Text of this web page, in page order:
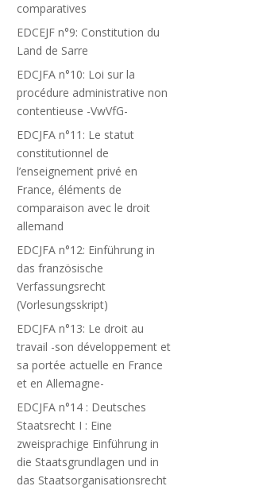
comparatives
EDCEJF n°9: Constitution du
Land de Sarre
EDCJFA n°10: Loi sur la
procédure administrative non
contentieuse -VwVfG-
EDCJFA n°11: Le statut
constitutionnel de
l’enseignement privé en
France, éléments de
comparaison avec le droit
allemand
EDCJFA n°12: Einführung in
das französische
Verfassungsrecht
(Vorlesungsskript)
EDCJFA n°13: Le droit au
travail -son développement et
sa portée actuelle en France
et en Allemagne-
EDCJFA n°14 : Deutsches
Staatsrecht I : Eine
zweisprachige Einführung in
die Staatsgrundlagen und in
das Staatsorganisationsrecht